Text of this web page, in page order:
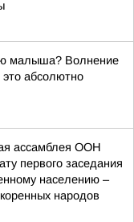
малыша? Волнение
абсолютно
ассамблея ООН
первого заседания
населению –
народов